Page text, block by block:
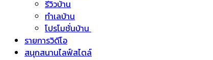
รีวิวบ้าน
ทำเลบ้าน
โปรโมชั่นบ้าน
รายการวิดีโอ
สนุกสนานไลฟ์สไตล์